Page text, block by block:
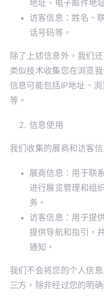
地址、电子邮件地
访客信息：姓名、
话号码等。
除了上述信息外，我们
类似技术收集您在浏览
信息可能包括IP地址、
等。
信息使用
我们收集的展商和访客
展商信息：用于联
进行展览管理和组
务。
访客信息：用于提
提供导航和指引，
通知。
我们不会将您的个人信
三方，除非经过您的明